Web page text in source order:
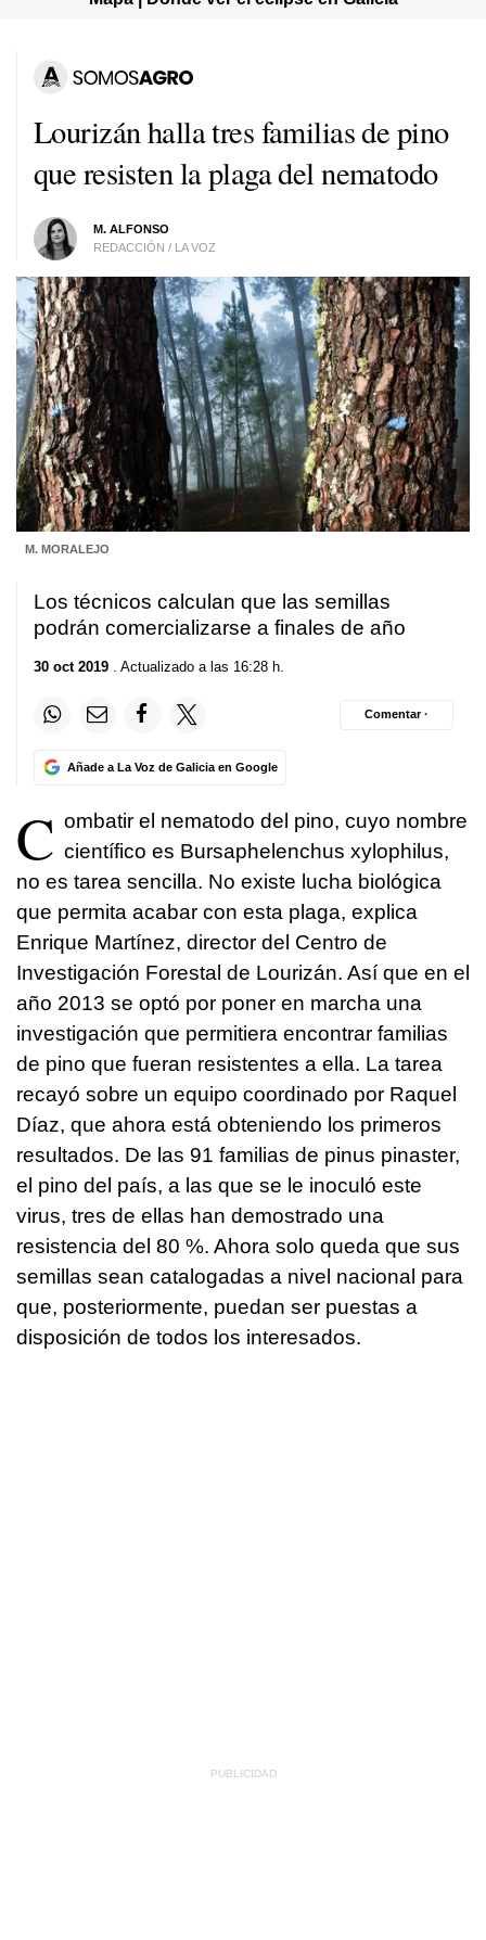
Lourizán halla tres familias de pino
que resisten la plaga del nematodo
M. ALFONSO
REDACCIÓN / LA VOZ
M. MORALEJO
Los técnicos calculan que las semillas
podrán comercializarse a finales de año
30 oct 2019 . Actualizado a las 16:28 h.
Añade a La Voz de Galicia en Google
Comentar ·
C ombatir el nematodo del pino, cuyo nombre
científico es Bursaphelenchus xylophilus,
no es tarea sencilla. No existe lucha biológica
que permita acabar con esta plaga, explica
Enrique Martínez, director del Centro de
Investigación Forestal de Lourizán. Así que en el
año 2013 se optó por poner en marcha una
investigación que permitiera encontrar familias
de pino que fueran resistentes a ella. La tarea
recayó sobre un equipo coordinado por Raquel
Díaz, que ahora está obteniendo los primeros
resultados. De las 91 familias de pinus pinaster,
el pino del país, a las que se le inoculó este
virus, tres de ellas han demostrado una
resistencia del 80 %. Ahora solo queda que sus
semillas sean catalogadas a nivel nacional para
que, posteriormente, puedan ser puestas a
disposición de todos los interesados.